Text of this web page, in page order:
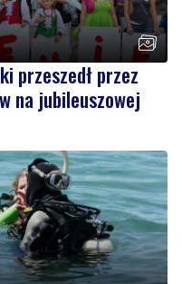
przeszedł przez
na jubileuszowej